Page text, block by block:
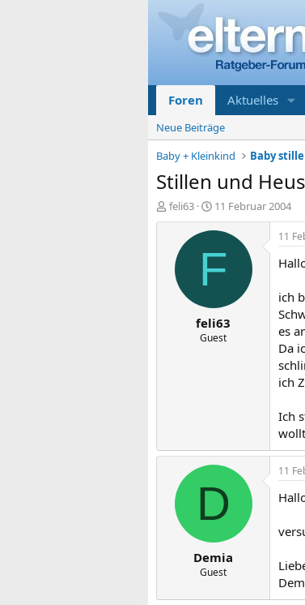
Foren Aktuelles
Neue Beiträge
Baby + Kleinkind
Baby
Stillen und
E
r
feli63
E
r
s
t
a
m
11 Februar 2004
F
feli63
Guest
11
ich
es
Da
ich
Ich
D
Demia
Guest
11